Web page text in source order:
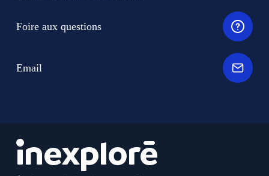
Foire aux questions
Email